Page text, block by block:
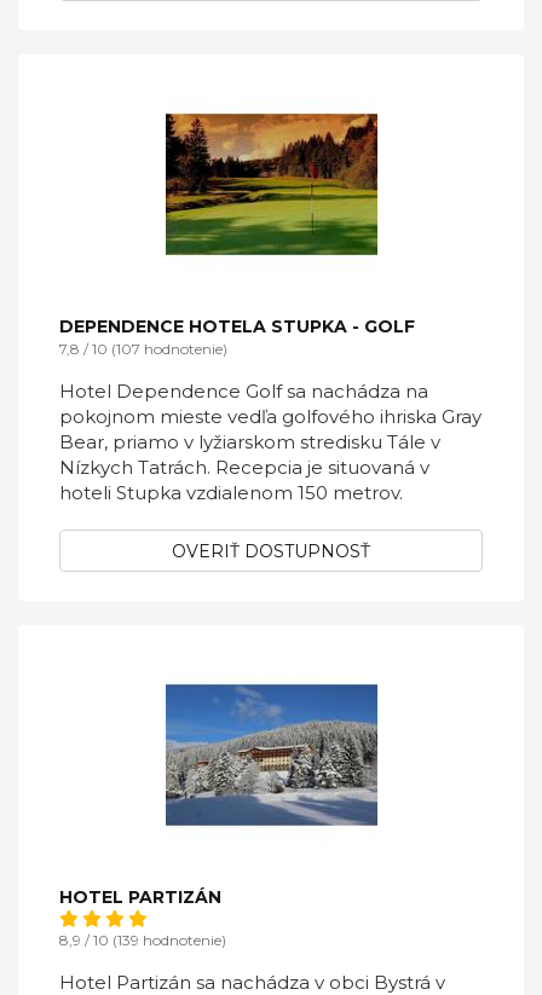
DEPENDENCE HOTELA STUPKA - GOLF
7,8 / 10 (107 hodnotenie)
Hotel Dependence Golf sa nachádza na
pokojnom mieste vedľa golfového ihriska Gray
Bear, priamo v lyžiarskom stredisku Tále v
Nízkych Tatrách. Recepcia je situovaná v
hoteli Stupka vzdialenom 150 metrov.
OVERIŤ DOSTUPNOSŤ
HOTEL PARTIZÁN
8,9 / 10 (139 hodnotenie)
Hotel Partizán sa nachádza v obci Bystrá v